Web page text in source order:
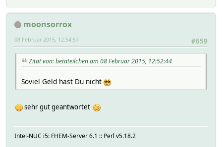
moonsorrox
#659
08 Februar 2015, 12:54:57
Zitat von: betateilchen am 08 Februar 2015, 12:52:44
Soviel Geld hast Du nicht
sehr gut geantwortet
Intel-NUC i5: FHEM-Server 6.1 :: Perl v5.18.2